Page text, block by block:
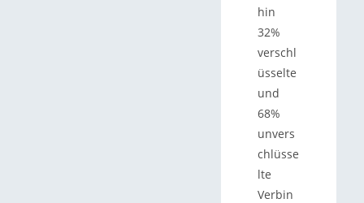
hin
32%
verschl
üsselte
und
68%
unvers
chlüsse
lte
Verbin